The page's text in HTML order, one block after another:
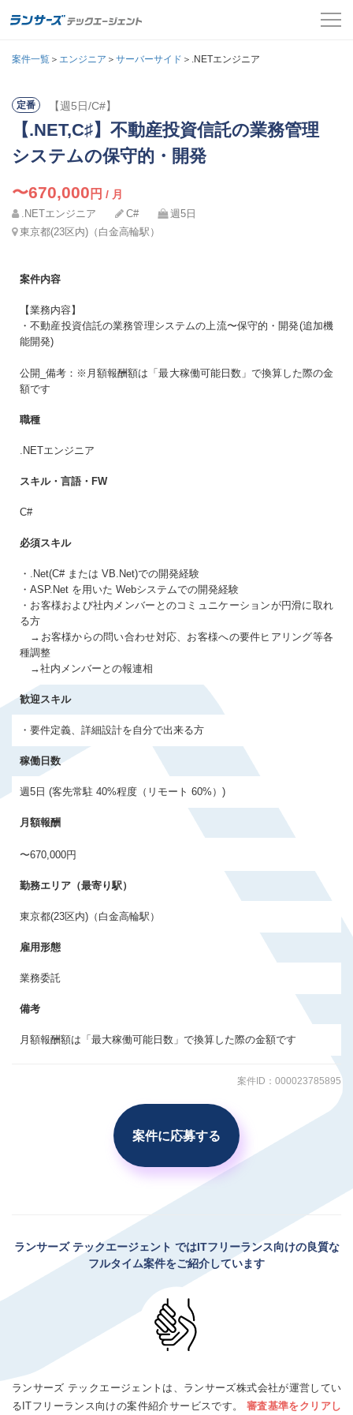
案件一覧
よくある質問
ログイン
案件一覧 ＞ エンジニア ＞ サーバーサイド ＞.NETエンジニア
定番 【週5日/C#】
【.NET,C♯】不動産投資信託の業務管理
システムの保守的・開発
〜670,000 円 / 月
.NETエンジニア C#
週5日
東京都(23区内)（白金高輪駅）
案件内容
【業務内容】
・不動産投資信託の業務管理システムの上流〜保守的・開発(追加機
能開発)
公開_備考：※月額報酬額は「最大稼働可能日数」で換算した際の金
額です
職種
.NETエンジニア
スキル・言語・FW
C#
必須スキル
・.Net(C# または VB.Net)での開発経験
・ASP.Net を用いた Webシステムでの開発経験
・お客様および社内メンバーとのコミュニケーションが円滑に取れ
る方
→お客様からの問い合わせ対応、お客様への要件ヒアリング等各
種調整
→社内メンバーとの報連相
歓迎スキル
・要件定義、詳細設計を自分で出来る方
稼働日数
週5日 (客先常駐 40%程度（リモート 60%）)
月額報酬
〜670,000円
勤務エリア（最寄り駅）
東京都(23区内)（白金高輪駅）
雇用形態
業務委託
備考
月額報酬額は「最大稼働可能日数」で換算した際の金額です
案件ID：000023785895
案件に応募する
メールアドレス
パスワード
氏名 必須
メールアドレス
電話番号
生年月日 必須
する
会員登録する
すでに登録済みの方はログイン
ランサーズ テックエージェント ではITフリーランス向けの良質な
フルタイム案件をご紹介しています
ランサーズ テックエージェントは、ランサーズ株式会社が運営してい
るITフリーランス向けの案件紹介サービスです。 審査基準をクリアし